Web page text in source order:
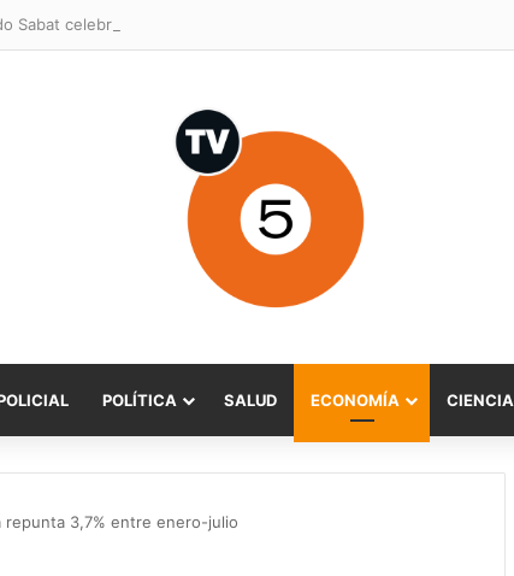
POLÍTICA SALUD ECONOMÍA CIENCIA
repunta 3,7% entre enero-julio